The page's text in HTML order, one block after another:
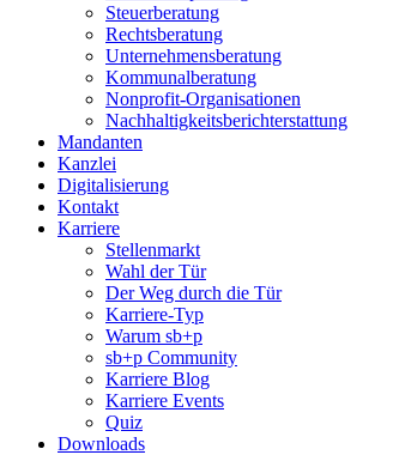
Steuerberatung
Rechtsberatung
Unternehmensberatung
Kommunalberatung
Nonprofit-Organisationen
Nachhaltigkeits­berichterstattung
Mandanten
Kanzlei
Digitalisierung
Kontakt
Karriere
Stellenmarkt
Wahl der Tür
Der Weg durch die Tür
Karriere-Typ
Warum sb+p
sb+p Community
Karriere Blog
Karriere Events
Quiz
Downloads